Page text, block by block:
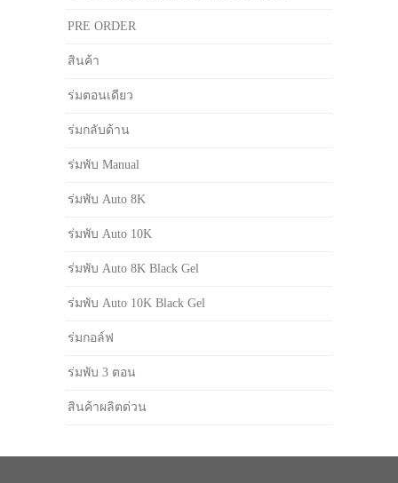
PRE ORDER
สินค้า
ร่มตอนเดียว
ร่มกลับด้าน
ร่มพับ Manual
ร่มพับ Auto 8K
ร่มพับ Auto 10K
ร่มพับ Auto 8K Black Gel
ร่มพับ Auto 10K Black Gel
ร่มกอล์ฟ
ร่มพับ 3 ตอน
สินค้าผลิตด่วน